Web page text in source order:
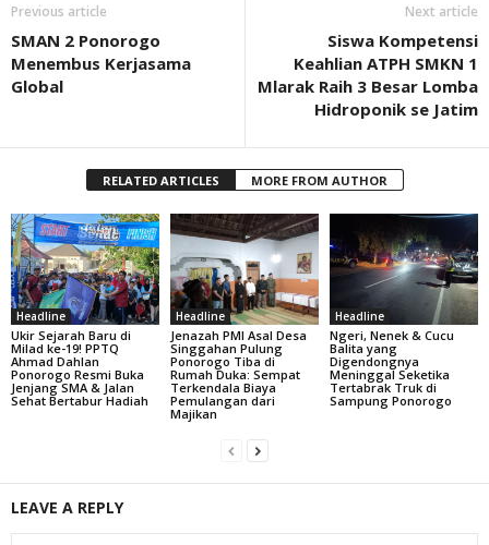
Previous article
SMAN 2 Ponorogo
Menembus Kerjasama
Global
Next article
Siswa Kompetensi
Keahlian ATPH SMKN 1
Mlarak Raih 3 Besar Lomba
Hidroponik se Jatim
RELATED ARTICLES MORE FROM AUTHOR
Headline
Ukir Sejarah Baru di
Milad ke-19! PPTQ
Ahmad Dahlan
Ponorogo Resmi Buka
Jenjang SMA & Jalan
Sehat Bertabur Hadiah
Headline
Jenazah PMI Asal Desa
Singgahan Pulung
Ponorogo Tiba di
Rumah Duka: Sempat
Terkendala Biaya
Pemulangan dari
Majikan
Headline
Ngeri, Nenek & Cucu
Balita yang
Digendongnya
Meninggal Seketika
Tertabrak Truk di
Sampung Ponorogo
LEAVE A REPLY